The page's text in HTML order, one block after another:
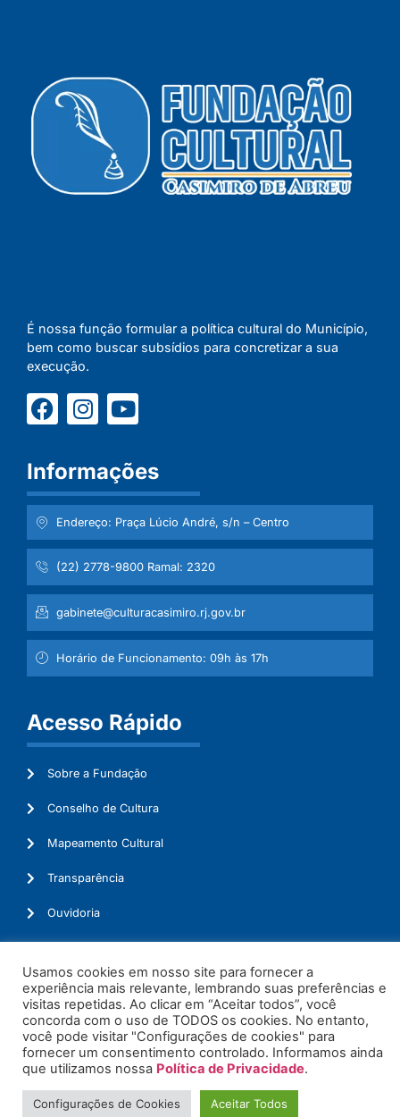
É nossa função formular a política cultural do Município,
bem como buscar subsídios para concretizar a sua
execução.
Informações
Endereço: Praça Lúcio André, s/n – Centro
(22) 2778-9800 Ramal: 2320
gabinete@culturacasimiro.rj.gov.br
Horário de Funcionamento: 09h às 17h
Acesso Rápido
Sobre a Fundação
Conselho de Cultura
Mapeamento Cultural
Transparência
Ouvidoria
© 2026. Todos os Direitos Reservados.
Usamos cookies em nosso site para fornecer a
experiência mais relevante, lembrando suas preferências e
visitas repetidas. Ao clicar em “Aceitar todos”, você
concorda com o uso de TODOS os cookies. No entanto,
você pode visitar "Configurações de cookies" para
fornecer um consentimento controlado. Informamos ainda
que utilizamos nossa Política de Privacidade.
Configurações de Cookies Aceitar Todos